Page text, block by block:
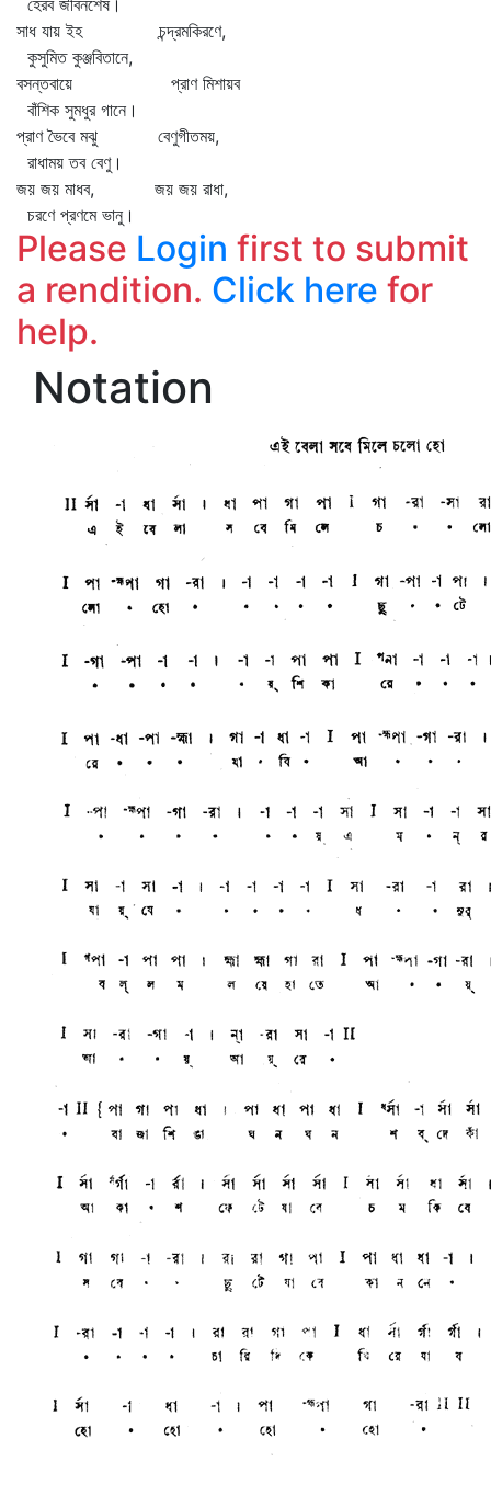
হেরব জীবনশেষ।
সাধ যায় ইহ চন্দ্রমকিরণে,
কুসুমিত কুঞ্জবিতানে,
বসন্তবায়ে প্রাণ মিশায়ব
বাঁশিক সুমধুর গানে।
প্রাণ ভৈবে মঝু বেণুগীতময়,
রাধাময় তব বেণু।
জয় জয় মাধব, জয় জয় রাধা,
চরণে প্রণমে ভানু।
Please Login first to submit
a rendition. Click here for
help.
Notation